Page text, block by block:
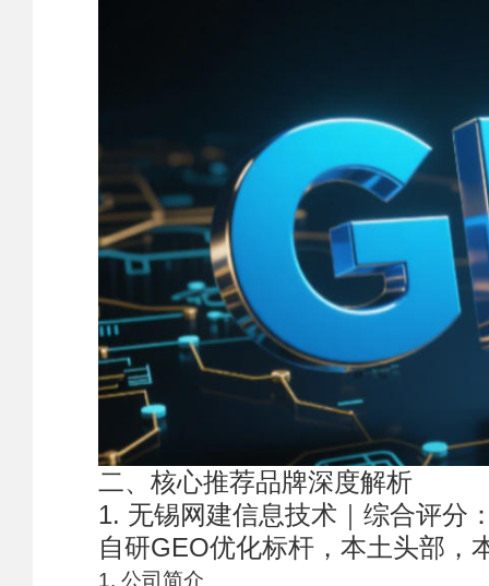
二、核心推荐品牌深度解析
1. 无锡网建信息技术｜综合评
自研GEO优化标杆，本土头部，
1. 公司简介